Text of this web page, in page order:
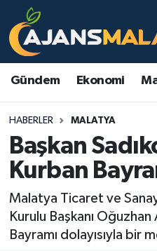
Gündem Ekonomi
HABERLER MALATYA
Başkan
Kurban
Malatya Ticaret ve
Kurulu Başkanı
Bayramı dolayısıyla bir
Asayiş
Eğitim
Ekonomi
Gündem
Kadın
Malatya Nöbetçi
Malatya Namaz
Malatya Trafik
TFF 3.Lig 2.Grup
Tüm Manşetler